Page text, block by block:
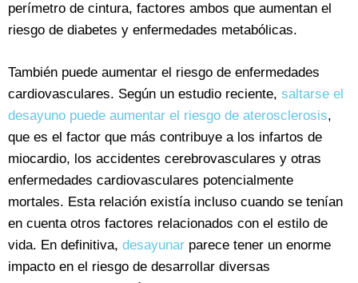
perímetro de cintura, factores ambos que aumentan el
riesgo de diabetes y enfermedades metabólicas.
También puede aumentar el riesgo de enfermedades
cardiovasculares. Según un estudio reciente, saltarse el
desayuno puede aumentar el riesgo de aterosclerosis,
que es el factor que más contribuye a los infartos de
miocardio, los accidentes cerebrovasculares y otras
enfermedades cardiovasculares potencialmente
mortales. Esta relación existía incluso cuando se tenían
en cuenta otros factores relacionados con el estilo de
vida. En definitiva, desayunar parece tener un enorme
impacto en el riesgo de desarrollar diversas